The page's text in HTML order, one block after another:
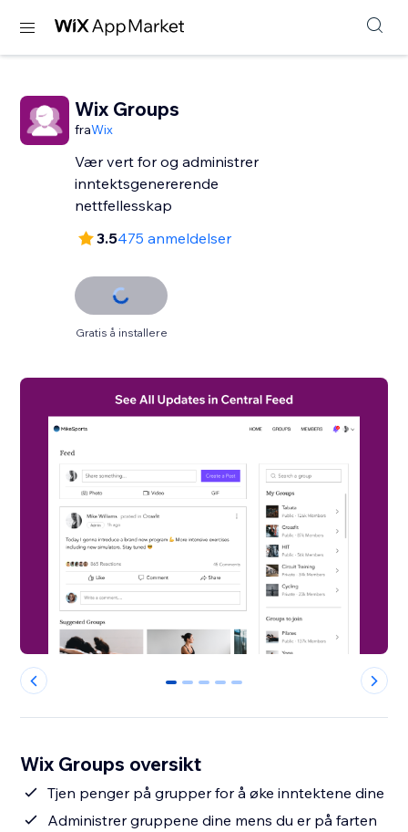
Wix Groups
fraWix
Vær vert for og administrer
inntektsgenererende
nettfellesskap
3.5475 anmeldelser
Gratis å installere
0 1 2 3 4
Wix Groups oversikt
Tjen penger på grupper for å øke inntektene dine
Administrer gruppene dine mens du er på farten